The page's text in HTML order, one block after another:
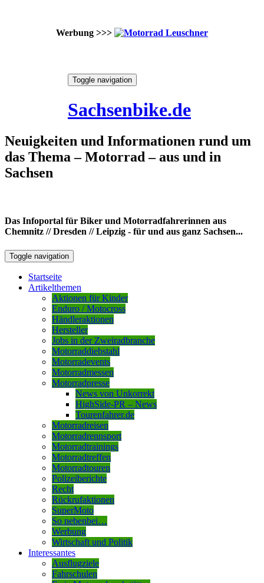
Werbung >>>
Toggle navigation
Sachsenbike.de
Neuigkeiten und Informationen rund um
das Thema – Motorrad – aus und in
Sachsen
Das Infoportal für Biker und Motorradfahrerinnen aus
Chemnitz // Dresden // Leipzig - für und aus ganz Sachsen...
Toggle navigation
Startseite
Artikelthemen
Aktionen für Kinder
Enduro / Motocross
Händleraktionen
Hersteller
Jobs in der Zweiradbranche
Motorraddiebstahl
Motorradevents
Motorradmessen
Motorradpresse
News von Unkorrekt
HighSide-PR – News
Tourenfahrer.de
Motorradreisen
Motorradrennsport
Motorradtrainings
Motorradtreffen
Motorradtouren
Polizeiberichte
Recht
Rückrufaktionen
SuperMoto
So nebenbei…
Werbung
Wirtschaft und Politik
Interessantes
Ausflugziele
Fahrschulen